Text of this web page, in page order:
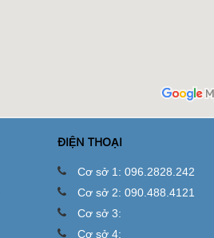
ĐIỆN THOẠI
Cơ sở 1: 096.2828.242
Cơ sở 2: 090.488.4121
Cơ sở 3:
Cơ sở 4: